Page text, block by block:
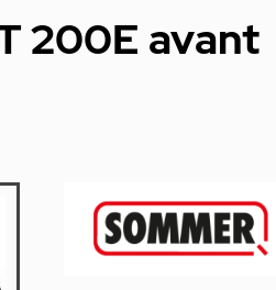
200E avant